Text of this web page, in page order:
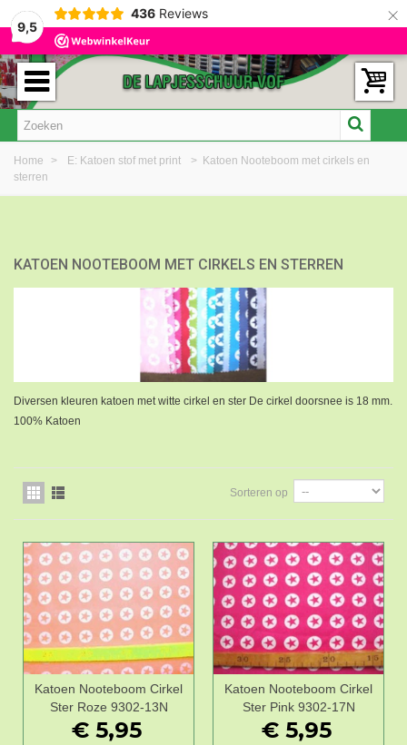
9,5
436 Reviews ×
Home > E: Katoen stof met print > Katoen Nooteboom met cirkels en
sterren
KATOEN NOOTEBOOM MET CIRKELS EN STERREN
Diversen kleuren katoen met witte cirkel en ster De cirkel doorsnee is 18 mm.
100% Katoen
Sorteren op
Katoen Nooteboom Cirkel
Ster Roze 9302-13N
€ 5,95
Katoen Nooteboom Cirkel
Ster Pink 9302-17N
€ 5,95